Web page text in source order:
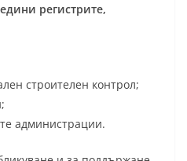
регистрите,
строителен контрол;
администрации.